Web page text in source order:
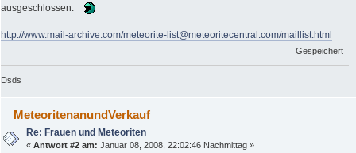
ausgeschlossen.
http://www.mail-archive.com/meteorite-list@meteoritecentral.com/maillist.html
Gespeichert
Dsds
MeteoritenanundVerkauf
Re: Frauen und Meteoriten
«Antwort #2 am: Januar 08, 2008, 22:02:46 Nachmittag »